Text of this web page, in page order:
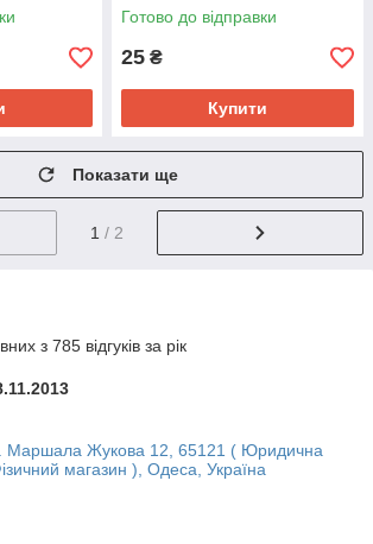
Готово до відправки
25 ₴
Купити
Показати ще
1 / 2
з 785 відгуків за рік
Маршала Жукова 12, 65121 ( Юридична
магазин ), Одеса, Україна